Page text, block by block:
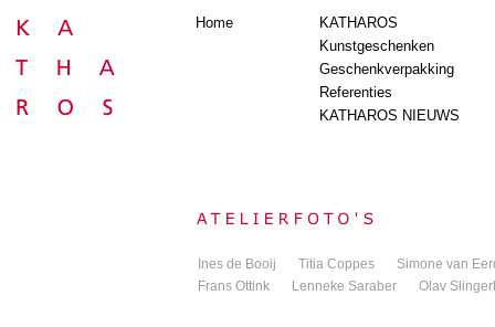
KATHAROS
Kunstgeschenken
Geschenkverpakking
Referenties
KATHAROS NIEUWS
Home
Ines de Booij Titia Coppes
Simone van
Frans Ottink
Lenneke Saraber Olav